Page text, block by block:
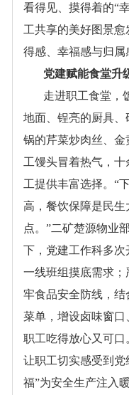
看得见、摸得着的“
工共享的美好图景
得感、幸福感与归属
党建赋能食堂升
走进职工食堂，
地面、锃亮的厨具
锅的芹菜炒肉丝、
工馒头冒着热气，
工提供丰富选择。“
高，餐饮保障是民
点。”二矿楚源物业
下，党建工作科多次
一线班组摸底需求
牢食品安全防线，
菜单，增设卤味窗
职工吃得放心又可
让职工切实感受到
福”为安全生产注入